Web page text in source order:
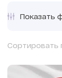
Сортировать
Показать